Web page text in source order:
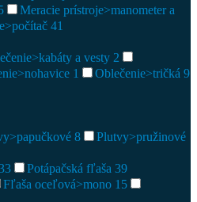
Meracie prístroje>manometer a
41
a vesty 2
1 Oblečenie>tričká 9
8
Plutvy>pružinové
Potápačská fľaša 39
Fľaša oceľová>mono 15